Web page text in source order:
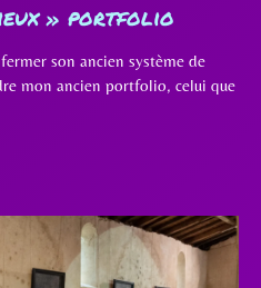
» portfolio
son ancien système de
mon ancien portfolio, celui que